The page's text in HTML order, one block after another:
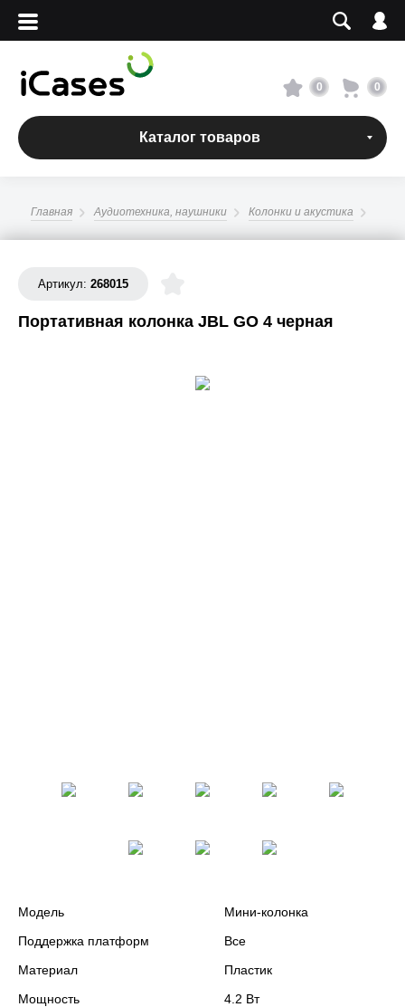
Вход
Сервисный центр
О магазине
Вакансии
0 0
Каталог товаров
Главная Аудиотехника, наушники Колонки и акустика
Артикул: 268015
Портативная колонка JBL GO 4 черная
Модель
Мини-колонка
Поддержка платформ
Все
Материал
Пластик
Мощность
4.2 Вт